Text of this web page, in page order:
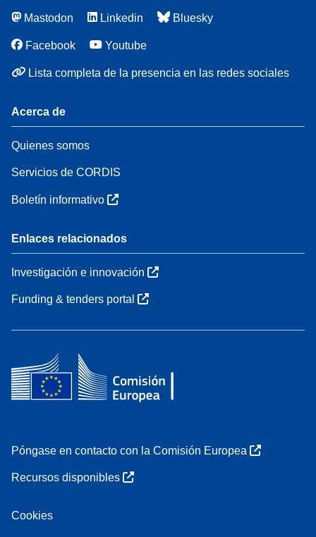
Mastodon Linkedin Bluesky
Facebook Youtube
Lista completa de la presencia en las redes sociales
Acerca de
Quienes somos
Servicios de CORDIS
Boletín informativo
Enlaces relacionados
Investigación e innovación
Funding & tenders portal
Póngase en contacto con la Comisión Europea
Recursos disponibles
Cookies